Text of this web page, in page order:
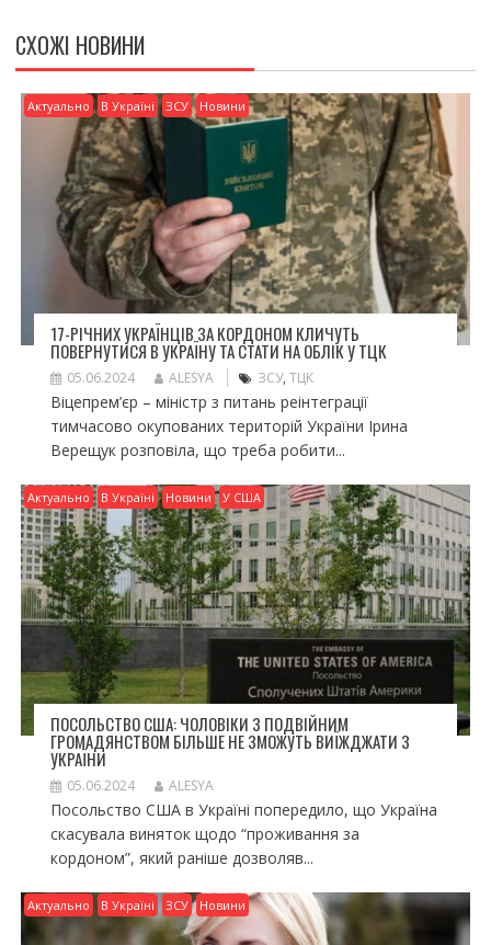
СХОЖІ НОВИНИ
Актуально В Україні ЗСУ Новини
17-РІЧНИХ УКРАЇНЦІВ ЗА КОРДОНОМ КЛИЧУТЬ
ПОВЕРНУТИСЯ В УКРАЇНУ ТА СТАТИ НА ОБЛІК У ТЦК
05.06.2024 ALESYA ЗСУ, ТЦК
Віцепрем’єр – міністр з питань реінтеграції
тимчасово окупованих територій України Ірина
Верещук розповіла, що треба робити...
Актуально В Україні Новини У США
ПОСОЛЬСТВО США: ЧОЛОВІКИ З ПОДВІЙНИМ
ГРОМАДЯНСТВОМ БІЛЬШЕ НЕ ЗМОЖУТЬ ВИЇЖДЖАТИ З
УКРАЇНИ
05.06.2024 ALESYA
Посольство США в Україні попередило, що Україна
скасувала виняток щодо “проживання за
кордоном”, який раніше дозволяв...
Актуально В Україні ЗСУ Новини